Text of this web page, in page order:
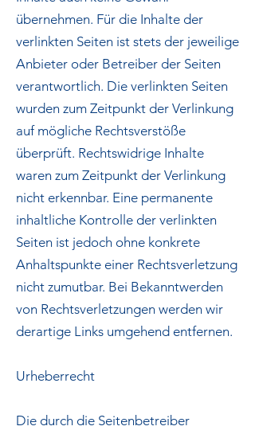
übernehmen. Für die Inhalte der
verlinkten Seiten ist stets der jeweilige
Anbieter oder Betreiber der Seiten
verantwortlich. Die verlinkten Seiten
wurden zum Zeitpunkt der Verlinkung
auf mögliche Rechtsverstöße
überprüft. Rechtswidrige Inhalte
waren zum Zeitpunkt der Verlinkung
nicht erkennbar. Eine permanente
inhaltliche Kontrolle der verlinkten
Seiten ist jedoch ohne konkrete
Anhaltspunkte einer Rechtsverletzung
nicht zumutbar. Bei Bekanntwerden
von Rechtsverletzungen werden wir
derartige Links umgehend entfernen.
Urheberrecht
Die durch die Seitenbetreiber